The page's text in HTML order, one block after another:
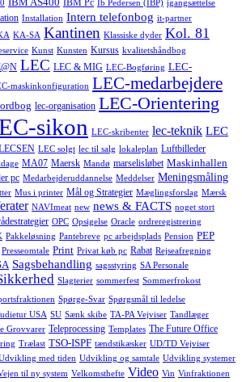
IBM Pc Ib Pedersen (IBP) igangsættelse
Installation Intern telefonbog it-partner
KA-SA Kantinen Klassiske dyder Kol. 81
Kunst Kunsten Kursus kvalitetshåndbog
LEC LEC & MIG LEC-Bogføring LEC-
maskinkonfiguration LEC-medarbejdere
lec-organisation LEC-Orientering
sikon LEC-skribenter lec-teknik LEC
LEC solgt lec til salg lokaleplan Luftbilleder
MA07 Maersk Mandø marselisløbet Maskinhallen
pc Medarbejderuddannelse Meddelser Meningsmåling
Mus i printer Mål og Strategier Mæglingsforslag Mærsk
NAVImeat new news & FACTS noget stort
OPC Opsigelse Oracle ordreregistrering
Pakkeløsning Pantebreve pc arbejdsplads Pension PEP
Presseomtale Print Privat køb pc Rabat Rejseafregning
Sagsbehandling sagsstyring SA Personale
Slagterier sommerfest Sommerfrokost
Spørge-Svar Spørgsmål til ledelse
USA SU Sænk skibe TA-PA Vejviser Tandlæger
Grovvarer Teleprocessing Templates The Future Office
Trælast TSO-ISPF tændstikæsker UD/TD Vejviser
Udvikling med tiden Udvikling og samtale Udvikling systemer
til ny system Velkomsthefte Video Vin Vinfraktionen